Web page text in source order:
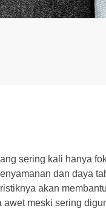
sering kali hanya
dan daya
akan
meski sering